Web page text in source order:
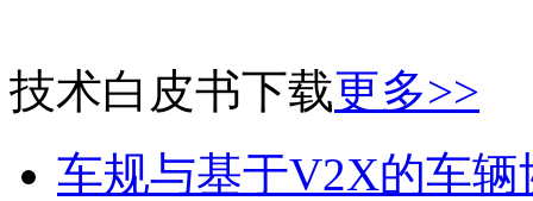
技术白皮书下载更多>>
车规与基于V2X的车